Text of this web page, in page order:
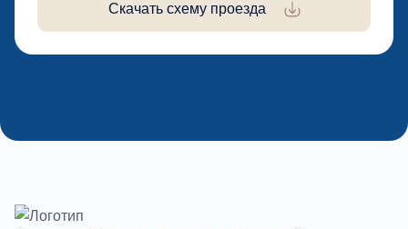
Скачать схему проезда